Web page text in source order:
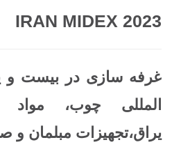
IRAN MIDEX 2023
غرفه سازی در بیست و
المللی چوب، مواد
یراق،تجهیزات مبلمان و